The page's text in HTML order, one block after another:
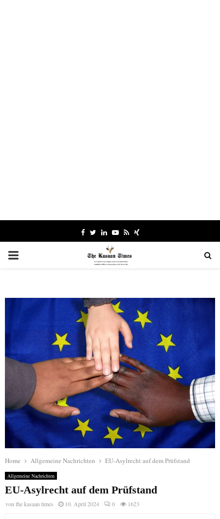
Facebook
TwitterLinkedinYoutube
RssXing
PRIMARY
Home Allgemeine Nachrichten EU-Asylrecht auf dem Prüfstand
Allgemeine Nachrichten
EU-Asylrecht auf dem Prüfstand
von the kasaan times 10. April 2024 0 1623